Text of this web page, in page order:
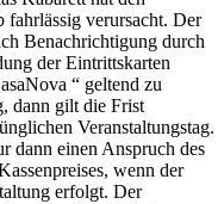
fahrlässig verursacht. Der
Benachrichtigung durch
der Eintrittskarten
“ geltend zu
dann gilt die Frist
Veranstaltungstag.
dann einen Anspruch des
wenn der
erfolgt. Der